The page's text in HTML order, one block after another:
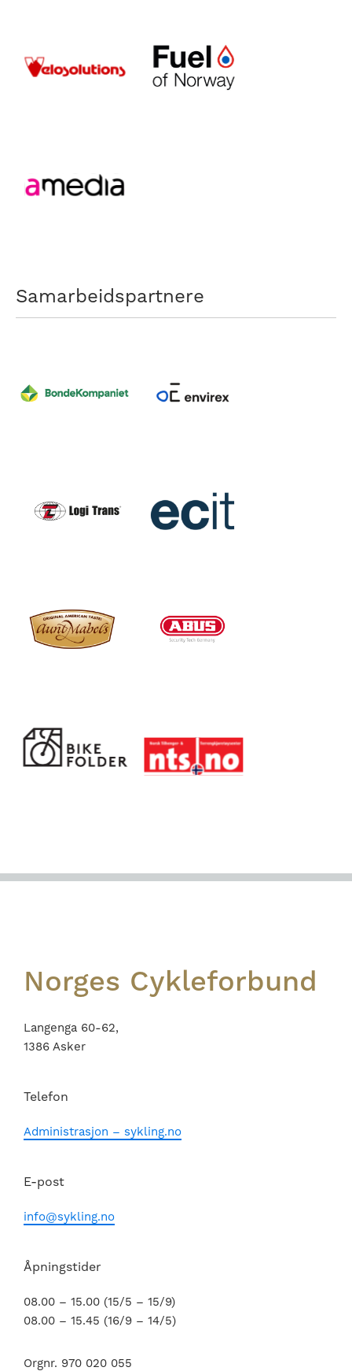
Samarbeidspartnere
Footer
Norges Cykleforbund
Langenga 60-62,
1386 Asker
Telefon
Administrasjon – sykling.no
E-post
info@sykling.no
Åpningstider
08.00 – 15.00 (15/5 – 15/9)
08.00 – 15.45 (16/9 – 14/5)
Orgnr. 970 020 055